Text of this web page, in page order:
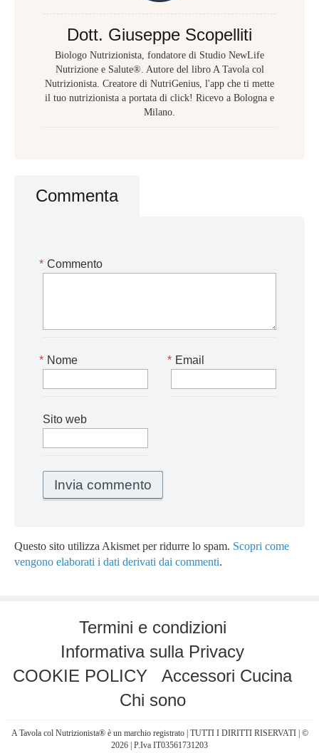
Dott. Giuseppe Scopelliti
Biologo Nutrizionista, fondatore di Studio NewLife
Nutrizione e Salute®. Autore del libro A Tavola col
Nutrizionista. Creatore di NutriGenius, l'app che ti mette
il tuo nutrizionista a portata di click! Ricevo a Bologna e
Milano.
Commenta
Commento
*
Nome
* Email
*
Sito web
Questo sito utilizza Akismet per ridurre lo spam. Scopri come
vengono elaborati i dati derivati dai commenti.
Termini e condizioni
Informativa sulla Privacy
COOKIE POLICY
Accessori Cucina
Chi sono
A Tavola col Nutrizionista® è un marchio registrato | TUTTI I DIRITTI RISERVATI | ©
2026 | P.Iva IT03561731203